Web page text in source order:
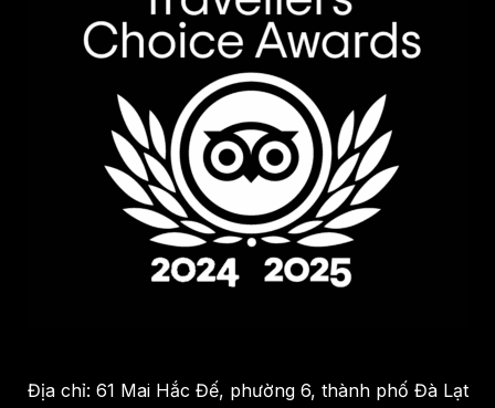
Địa chỉ: 61 Mai Hắc Đế, phường 6, thành phố Đà Lạt